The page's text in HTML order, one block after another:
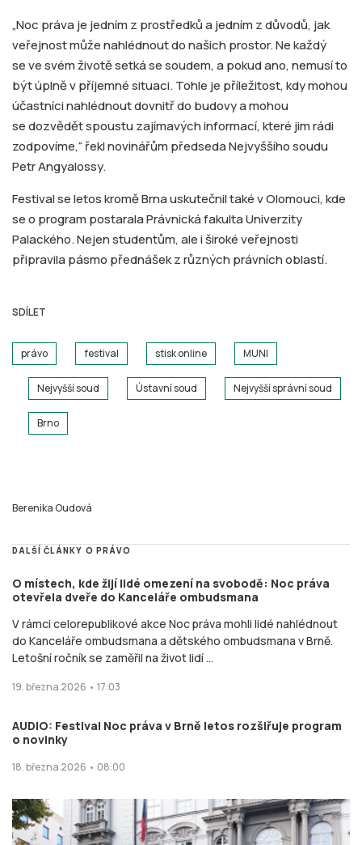
„Noc práva je jedním z prostředků a jedním z důvodů, jak
veřejnost může nahlédnout do našich prostor. Ne každý
se ve svém životě setká se soudem, a pokud ano, nemusí to
být úplně v příjemné situaci. Tohle je příležitost, kdy mohou
účastníci nahlédnout dovnitř do budovy a mohou
se dozvědět spoustu zajímavých informací, které jim rádi
zodpovíme,“ řekl novinářům předseda Nejvyššího soudu
Petr Angyalossy.
Festival se letos kromě Brna uskutečnil také v Olomouci, kde
se o program postarala Právnická fakulta Univerzity
Palackého. Nejen studentům, ale i široké veřejnosti
připravila pásmo přednášek z různých právních oblastí.
SDÍLET
právo festival stisk online MUNI
Nejvyšší soud Ústavní soud Nejvyšší správní soud
Brno
Berenika Oudová
DALŠÍ ČLÁNKY O PRÁVO
O místech, kde žijí lidé omezení na svobodě: Noc práva
otevřela dveře do Kanceláře ombudsmana
V rámci celorepublikové akce Noc práva mohli lidé nahlédnout
do Kanceláře ombudsmana a dětského ombudsmana v Brně.
Letošní ročník se zaměřil na život lidí ...
19. března 2026 • 17:03
AUDIO: Festival Noc práva v Brně letos rozšiřuje program
o novinky
18. března 2026 • 08:00